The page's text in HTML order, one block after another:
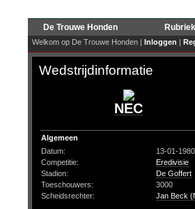
De Trouwe Honden
Welkom op De Trouwe Honden | Inloggen |
Wedstrijdinformatie
NEC
Algemeen
Datum:
13-01-1980
Competitie:
Eredivisie
Stadion:
De Goffert
Toeschouwers:
3000
Scheidsrechter:
Jan Beck